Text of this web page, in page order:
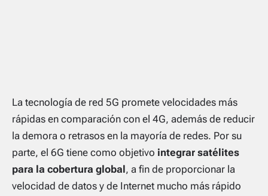
La tecnología de red 5G promete velocidades más
rápidas en comparación con el 4G, además de reducir
la demora o retrasos en la mayoría de redes. Por su
parte, el 6G tiene como objetivo integrar satélites
para la cobertura global, a fin de proporcionar la
velocidad de datos y de Internet mucho más rápido